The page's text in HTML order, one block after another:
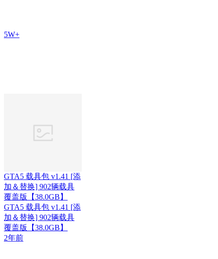
5W+
GTA5 载具包 v1.41 [添
加＆替换] 902辆载具
覆盖版【38.0GB】
GTA5 载具包 v1.41 [添
加＆替换] 902辆载具
覆盖版【38.0GB】
2年前